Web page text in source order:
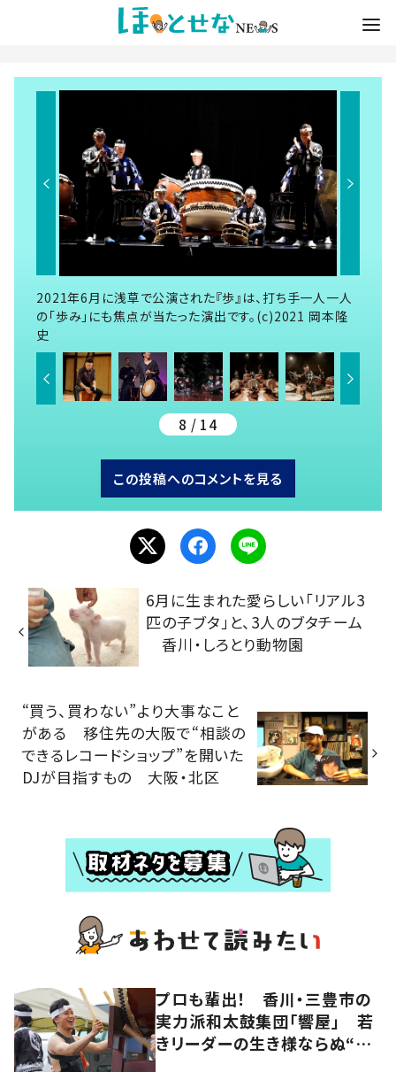
2021年6月に浅草で公演された『歩』は、打ち手一人一人
の「歩み」にも焦点が当たった演出です。(c)2021 岡本隆
史
8 / 14
この投稿へのコメントを見る
6月に生まれた愛らしい「リアル3
匹の子ブタ」と、3人のブタチーム
香川・しろとり動物園
“買う、買わない”より大事なこと
がある 移住先の大阪で“相談の
できるレコードショップ”を開いた
DJが目指すもの 大阪・北区
プロも輩出！ 香川・三豊市の
実力派和太鼓集団「響屋」 若
きリーダーの生き様ならぬ“打